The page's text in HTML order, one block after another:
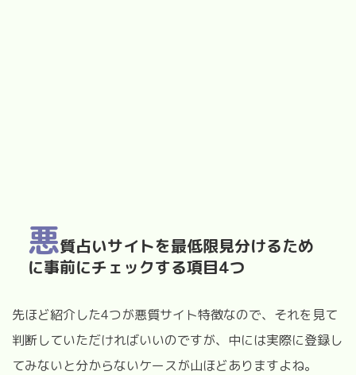
悪質占いサイトを最低限見分けるため
に事前にチェックする項目4つ
先ほど紹介した4つが悪質サイト特徴なので、それを見て
判断していただければいいのですが、中には実際に登録し
てみないと分からないケースが山ほどありますよね。